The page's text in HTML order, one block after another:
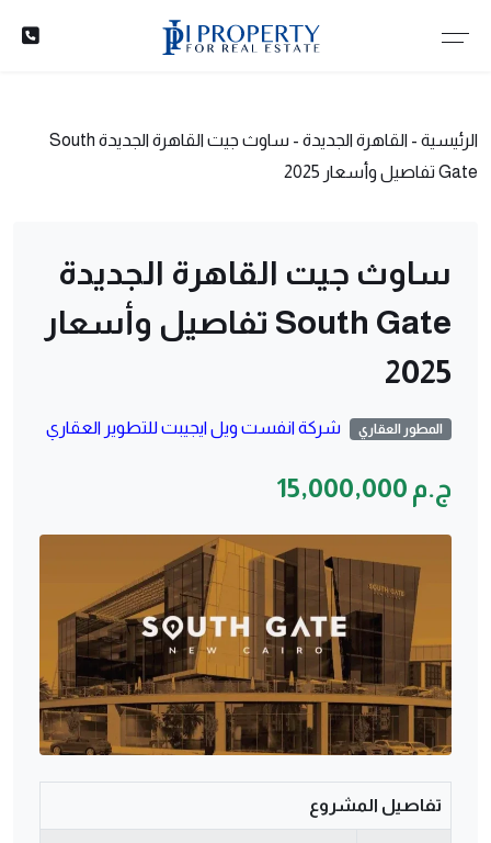
الرئيسية - القاهرة الجديدة -
ساوث جيت القاهرة الجديدة South
Gate تفاصيل وأسعار 2025
ساوث جيت القاهرة الجديدة
South Gate تفاصيل وأسعار
2025
المطور العقاري شركة انفست ويل ايجيبت للتطوير العقاري
ج.م 15,000,000
تفاصيل المشروع